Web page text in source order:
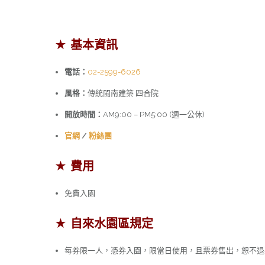
★ 基本資訊
電話： 02-2599-6026
風格： 傳統閩南建築 四合院
開放時間： AM9:00 – PM5:00 (週一公休)
官網 / 粉絲團
★ 費用
免費入園
★ 自來水園區規定
每券限一人，憑券入園，限當日使用，且票券售出，恕不